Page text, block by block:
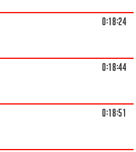
0:18:24
0:18:44
0:18:51